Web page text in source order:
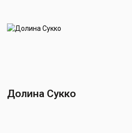
Долина Сукко